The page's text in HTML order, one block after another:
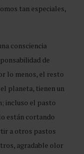
tan especiales,
consciencia
de
lo menos, el resto
planeta, tienen un
incluso el pasto
están cortando
a otros pastos
agradable olor